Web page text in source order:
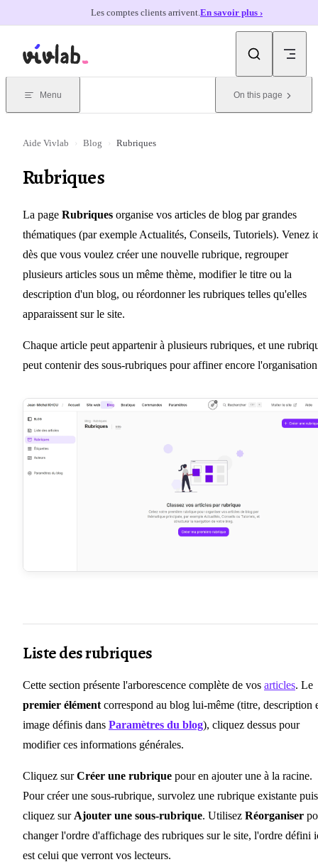
Les comptes clients arrivent. En savoir plus ›
Menu On this page
Aide Vivlab › Blog › Rubriques
Rubriques
La page Rubriques organise vos articles de blog par grandes
thématiques (par exemple Actualités, Conseils, Tutoriels). Venez
dès que vous voulez créer une nouvelle rubrique, regrouper
plusieurs articles sous un même thème, modifier le titre ou la
description d'un blog, ou réordonner les rubriques telles qu'elles
apparaissent sur le site.
Chaque article peut appartenir à plusieurs rubriques, et une
peut contenir des sous-rubriques pour affiner encore
Liste des rubriques
Cette section présente l'arborescence complète de vos articles. Le
premier élément correspond au blog lui-même (titre, description
image définis dans Paramètres du blog), cliquez dessus pour
modifier ces informations générales.
Cliquez surCréer une rubrique pour en ajouter une à la racine.
Pour créer une sous-rubrique, survolez une rubrique existante puis
cliquez sur Ajouter une sous-rubrique. Utilisez Réorganiser
changer l'ordre d'affichage des rubriques sur le site, l'ordre défini
est celui que verront vos lecteurs.